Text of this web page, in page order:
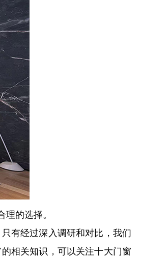
的选择。
有经过深入调研和对比，我们
相关知识，可以关注十大门窗